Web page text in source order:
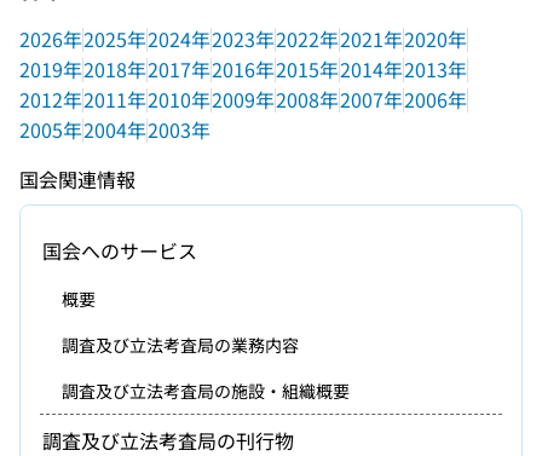
2026年2025年2024年2023年2022年2021年2020年
2019年2018年2017年2016年2015年2014年2013年
2012年2011年2010年2009年2008年2007年2006年
2005年2004年2003年
国会関連情報
国会へのサービス
概要
調査及び立法考査局の業務内容
調査及び立法考査局の施設・組織概要
調査及び立法考査局の刊行物